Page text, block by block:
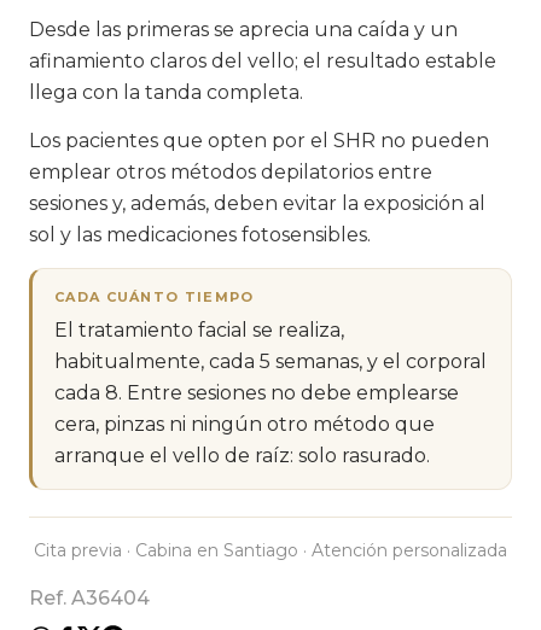
Desde las primeras se aprecia una caída y un
afinamiento claros del vello; el resultado estable
llega con la tanda completa.
Los pacientes que opten por el SHR no pueden
emplear otros métodos depilatorios entre
sesiones y, además, deben evitar la exposición al
sol y las medicaciones fotosensibles.
CADA CUÁNTO TIEMPO
El tratamiento facial se realiza,
habitualmente, cada 5 semanas, y el corporal
cada 8. Entre sesiones no debe emplearse
cera, pinzas ni ningún otro método que
arranque el vello de raíz: solo rasurado.
Cita previa · Cabina en Santiago · Atención personalizada
Ref. A36404